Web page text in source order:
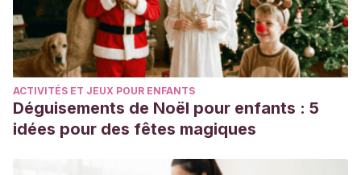
ACTIVITÉS ET JEUX POUR ENFANTS
Déguisements de Noël pour enfants : 5
idées pour des fêtes magiques